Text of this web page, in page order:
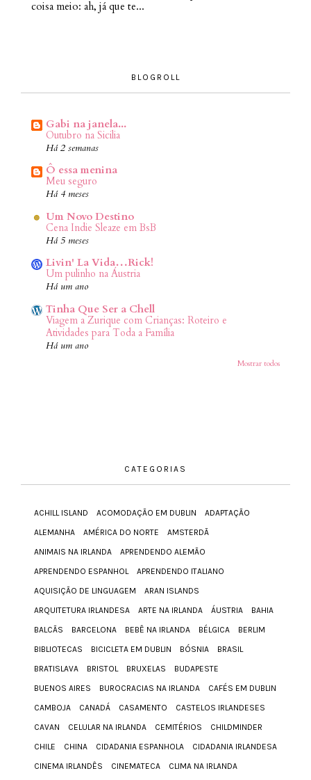
coisa meio: ah, já que te...
BLOGROLL
Gabi na janela...
Outubro na Sicilia
Há 2 semanas
Ô essa menina
Meu seguro
Há 4 meses
Um Novo Destino
Cena Indie Sleaze em BsB
Há 5 meses
Livin' La Vida…Rick!
Um pulinho na Áustria
Há um ano
Tinha Que Ser a Chell
Viagem a Zurique com Crianças: Roteiro e
Atividades para Toda a Família
Há um ano
Mostrar todos
CATEGORIAS
ACHILL ISLAND ACOMODAÇÃO EM DUBLIN
ADAPTAÇÃO
ALEMANHA
AMÉRICA DO NORTE
AMSTERDÃ
ANIMAIS NA IRLANDA
APRENDENDO ALEMÃO
APRENDENDO ESPANHOL
APRENDENDO ITALIANO
AQUISIÇÃO DE LINGUAGEM
ARAN ISLANDS
ARQUITETURA IRLANDESA
ARTE NA IRLANDA ÁUSTRIA
BAHIA
BALCÃS
BARCELONA BEBÊ NA IRLANDA BÉLGICA
BERLIM
BIBLIOTECAS
BICICLETA EM DUBLIN BÓSNIA
BRASIL
BRATISLAVA
BRISTOL BRUXELAS
BUDAPESTE
BUENOS AIRES
BUROCRACIAS NA IRLANDA
CAFÉS EM DUBLIN
CAMBOJA
CANADÁ CASAMENTO
CASTELOS IRLANDESES
CAVAN
CELULAR NA IRLANDA CEMITÉRIOS
CHILDMINDER
CHILE
CHINA CIDADANIA ESPANHOLA
CIDADANIA IRLANDESA
CINEMA IRLANDÊS
CINEMATECA
CLIMA NA IRLANDA